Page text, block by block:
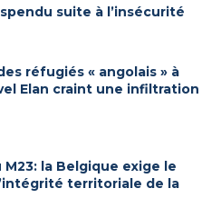
suite à l’insécurité
réfugiés « angolais » à
Elan craint une infiltration
la Belgique exige le
territoriale de la